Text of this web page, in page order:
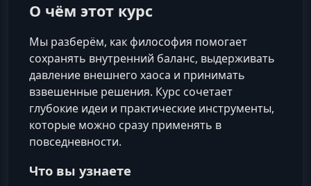
О чём этот курс
Мы разберём, как философия помогает
сохранять внутренний баланс, выдерживать
давление внешнего хаоса и принимать
взвешенные решения. Курс сочетает
глубокие идеи и практические инструменты,
которые можно сразу применять в
повседневности.
Что вы узнаете